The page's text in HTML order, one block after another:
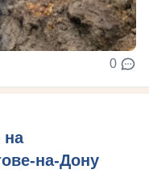
0
на
на-Дону